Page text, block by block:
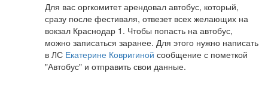
Для вас оргкомитет арендовал автобус, который,
сразу после фестиваля, отвезет всех желающих на
вокзал Краснодар 1. Чтобы попасть на автобус,
можно записаться заранее. Для этого нужно написать
в ЛС Екатерине Ковригиной сообщение с пометкой
"Автобус" и отправить свои данные.